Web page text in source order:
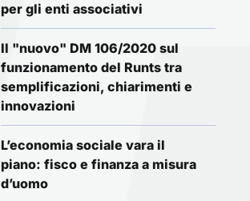
per gli enti associativi
Il "nuovo" DM 106/2020 sul
funzionamento del Runts tra
semplificazioni, chiarimenti e
innovazioni
L’economia sociale vara il
piano: fisco e finanza a misura
d’uomo